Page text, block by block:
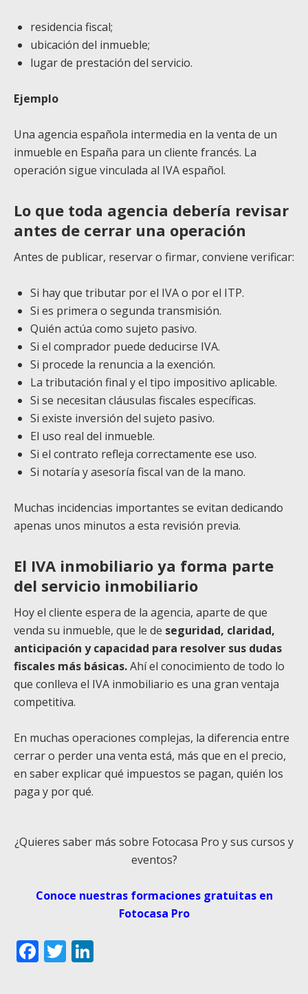
residencia fiscal;
ubicación del inmueble;
lugar de prestación del servicio.
Ejemplo
Una agencia española intermedia en la venta de un
inmueble en España para un cliente francés. La
operación sigue vinculada al IVA español.
Lo que toda agencia debería revisar
antes de cerrar una operación
Antes de publicar, reservar o firmar, conviene verificar:
Si hay que tributar por el IVA o por el ITP.
Si es primera o segunda transmisión.
Quién actúa como sujeto pasivo.
Si el comprador puede deducirse IVA.
Si procede la renuncia a la exención.
La tributación final y el tipo impositivo aplicable.
Si se necesitan cláusulas fiscales específicas.
Si existe inversión del sujeto pasivo.
El uso real del inmueble.
Si el contrato refleja correctamente ese uso.
Si notaría y asesoría fiscal van de la mano.
Muchas incidencias importantes se evitan dedicando
apenas unos minutos a esta revisión previa.
El IVA inmobiliario ya forma parte
del servicio inmobiliario
Hoy el cliente espera de la agencia, aparte de que
venda su inmueble, que le de seguridad, claridad,
anticipación y capacidad para resolver sus dudas
fiscales más básicas.Ahí el conocimiento de todo lo
que conlleva el IVA inmobiliario es una gran ventaja
competitiva.
En muchas operaciones complejas, la diferencia entre
cerrar o perder una venta está, más que en el precio,
en saber explicar qué impuestos se pagan, quién los
paga y por qué.
¿Quieres saber más sobre Fotocasa Pro y sus cursos y
eventos?
Conoce nuestras formaciones gratuitas en
Fotocasa Pro
Facebook
Twitter